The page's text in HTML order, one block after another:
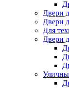
Двери
Двери
Для
Двери